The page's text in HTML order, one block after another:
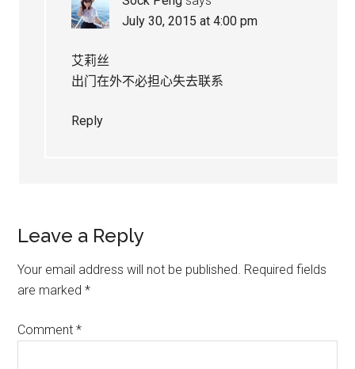
July 30, 2015 at 4:00 pm
艾莉丝
出门在外不必担心失去联系
Reply
Leave a Reply
Your email address will not be published. Required fields
are marked*
Comment*